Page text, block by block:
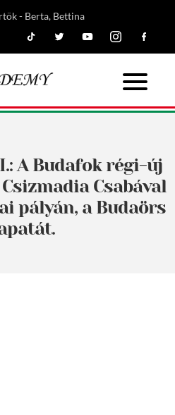
- Berta, Bettina
A Budafok régi-új
Csabával
pályán, a Budaörs